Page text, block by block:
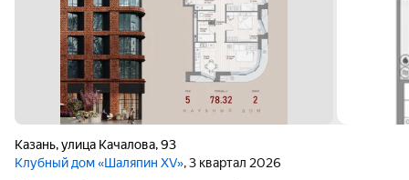
Казань,улица Качалова,93
Клубный дом «Шаляпин XV», 3 квартал 2026